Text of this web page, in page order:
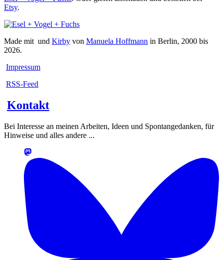
Etsy.
Made mit und Kirby von Manuela Hoffmann in Berlin, 2000 bis
2026.
Impressum
RSS-Feed
Kontakt
Bei Interesse an meinen Arbeiten, Ideen und Spontangedanken, für
Hinweise und alles andere ...